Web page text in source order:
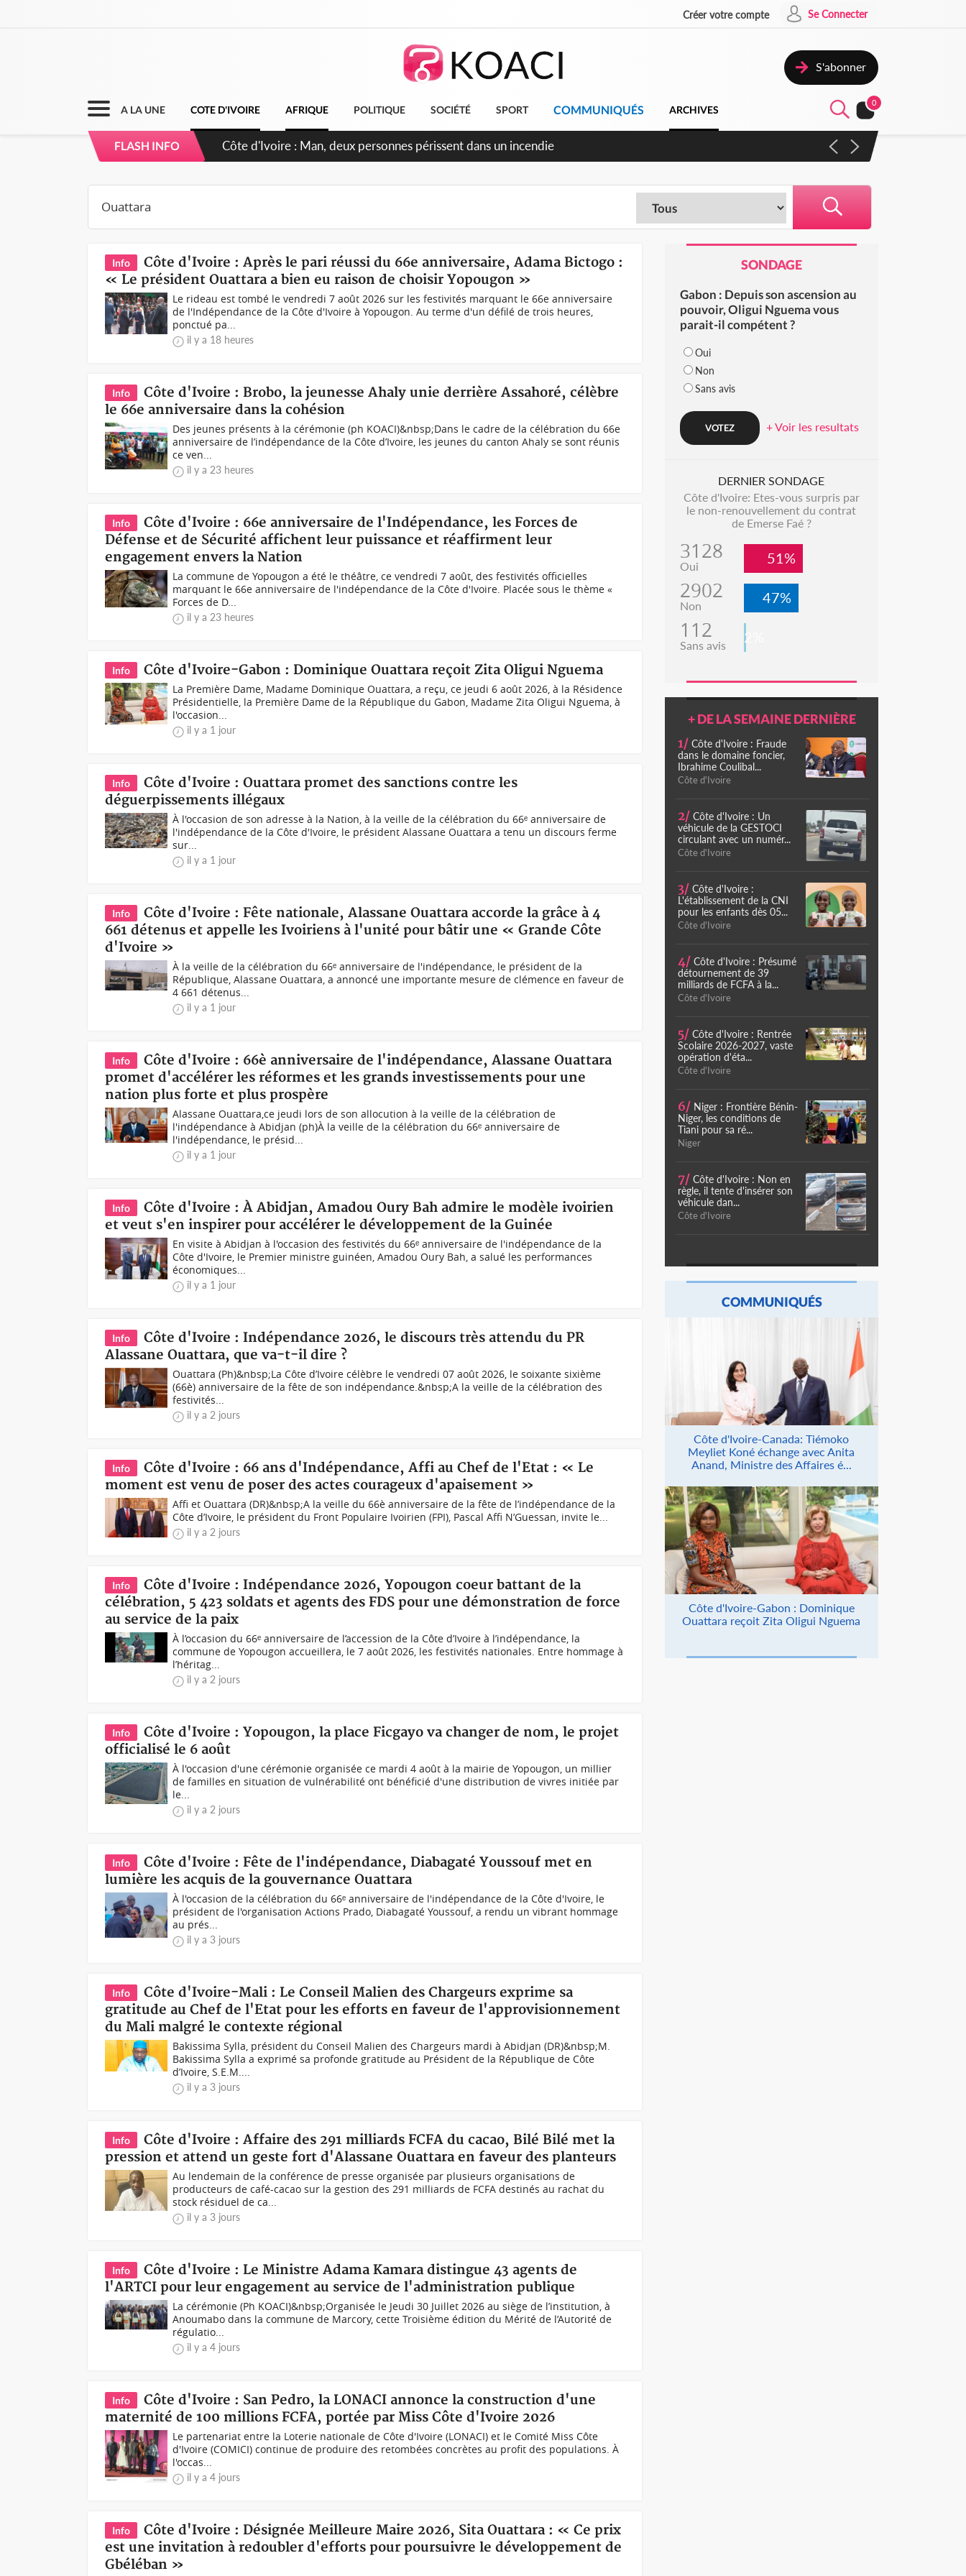
Créer votre compte Se Connecter
S'abonner
A LA UNE COTE D'IVOIRE AFRIQUE POLITIQUE SOCIÉTÉ SPORT COMMUNIQUÉS ARCHIVES
0
FLASH INFO Côte d'Ivoire : Man, deux personnes périssent dans un incendie
Info
Côte d'Ivoire : Après le pari réussi du 66e anniversaire, Adama Bictogo :
« Le président Ouattara a bien eu raison de choisir Yopougon »
Le rideau est tombé le vendredi 7 août 2026 sur les festivités marquant le 66e anniversaire
de l'Indépendance de la Côte d'Ivoire à Yopougon. Au terme d'un défilé de trois heures,
ponctué pa...
il y a 18 heures
Info
Côte d'Ivoire : Brobo, la jeunesse Ahaly unie derrière Assahoré, célèbre
le 66e anniversaire dans la cohésion
Des jeunes présents à la cérémonie (ph KOACI)&nbsp;Dans le cadre de la célébration du 66e
anniversaire de l’indépendance de la Côte d’Ivoire, les jeunes du canton Ahaly se sont réunis
ce ven...
il y a 23 heures
Info
Côte d'Ivoire : 66e anniversaire de l'Indépendance, les Forces de
Défense et de Sécurité affichent leur puissance et réaffirment leur
engagement envers la Nation
La commune de Yopougon a été le théâtre, ce vendredi 7 août, des festivités officielles
marquant le 66e anniversaire de l'indépendance de la Côte d'Ivoire. Placée sous le thème «
Forces de D...
il y a 23 heures
Info Côte d'Ivoire-Gabon : Dominique Ouattara reçoit Zita Oligui Nguema
La Première Dame, Madame Dominique Ouattara, a reçu, ce jeudi 6 août 2026, à la Résidence
Présidentielle, la Première Dame de la République du Gabon, Madame Zita Oligui Nguema, à
l'occasion...
il y a 1 jour
Info
Côte d'Ivoire : Ouattara promet des sanctions contre les
déguerpissements illégaux
À l'occasion de son adresse à la Nation, à la veille de la célébration du 66ᵉ anniversaire de
l'indépendance de la Côte d'Ivoire, le président Alassane Ouattara a tenu un discours ferme
sur...
il y a 1 jour
Info
Côte d'Ivoire : Fête nationale, Alassane Ouattara accorde la grâce à 4
661 détenus et appelle les Ivoiriens à l'unité pour bâtir une « Grande Côte
d'Ivoire »
À la veille de la célébration du 66ᵉ anniversaire de l'indépendance, le président de la
République, Alassane Ouattara, a annoncé une importante mesure de clémence en faveur de
4 661 détenus...
il y a 1 jour
Info
Côte d'Ivoire : 66è anniversaire de l'indépendance, Alassane Ouattara
promet d'accélérer les réformes et les grands investissements pour une
nation plus forte et plus prospère
Alassane Ouattara,ce jeudi lors de son allocution à la veille de la célébration de
l'indépendance à Abidjan (ph)À la veille de la célébration du 66ᵉ anniversaire de
l'indépendance, le présid...
il y a 1 jour
Info
Côte d'Ivoire : À Abidjan, Amadou Oury Bah admire le modèle ivoirien
et veut s'en inspirer pour accélérer le développement de la Guinée
En visite à Abidjan à l'occasion des festivités du 66ᵉ anniversaire de l'indépendance de la
Côte d'Ivoire, le Premier ministre guinéen, Amadou Oury Bah, a salué les performances
économiques...
il y a 1 jour
Info
Côte d'Ivoire : Indépendance 2026, le discours très attendu du PR
Alassane Ouattara, que va-t-il dire ?
Ouattara (Ph)&nbsp;La Côte d’Ivoire célèbre le vendredi 07 août 2026, le soixante sixième
(66è) anniversaire de la fête de son indépendance.&nbsp;A la veille de la célébration des
festivités...
il y a 2 jours
Info
Côte d'Ivoire : 66 ans d'Indépendance, Affi au Chef de l'Etat : « Le
moment est venu de poser des actes courageux d'apaisement »
Affi et Ouattara (DR)&nbsp;A la veille du 66è anniversaire de la fête de l’indépendance de la
Côte d’Ivoire, le président du Front Populaire Ivoirien (FPI), Pascal Affi N’Guessan, invite le...
il y a 2 jours
Info
Côte d'Ivoire : Indépendance 2026, Yopougon coeur battant de la
célébration, 5 423 soldats et agents des FDS pour une démonstration de force
au service de la paix
À l’occasion du 66ᵉ anniversaire de l’accession de la Côte d’Ivoire à l’indépendance, la
commune de Yopougon accueillera, le 7 août 2026, les festivités nationales. Entre hommage à
l’héritag...
il y a 2 jours
Info
Côte d'Ivoire : Yopougon, la place Ficgayo va changer de nom, le projet
officialisé le 6 août
À l'occasion d'une cérémonie organisée ce mardi 4 août à la mairie de Yopougon, un millier
de familles en situation de vulnérabilité ont bénéficié d'une distribution de vivres initiée par
le...
il y a 2 jours
Info
Côte d'Ivoire : Fête de l'indépendance, Diabagaté Youssouf met en
lumière les acquis de la gouvernance Ouattara
À l'occasion de la célébration du 66ᵉ anniversaire de l'indépendance de la Côte d'Ivoire, le
président de l'organisation Actions Prado, Diabagaté Youssouf, a rendu un vibrant hommage
au prés...
il y a 3 jours
Info
Côte d'Ivoire-Mali : Le Conseil Malien des Chargeurs exprime sa
gratitude au Chef de l'Etat pour les efforts en faveur de l'approvisionnement
du Mali malgré le contexte régional
Bakissima Sylla, président du Conseil Malien des Chargeurs mardi à Abidjan (DR)&nbsp;M.
Bakissima Sylla a exprimé sa profonde gratitude au Président de la République de Côte
d’Ivoire, S.E.M....
il y a 3 jours
Info
Côte d'Ivoire : Affaire des 291 milliards FCFA du cacao, Bilé Bilé met la
pression et attend un geste fort d'Alassane Ouattara en faveur des planteurs
Au lendemain de la conférence de presse organisée par plusieurs organisations de
producteurs de café-cacao sur la gestion des 291 milliards de FCFA destinés au rachat du
stock résiduel de ca...
il y a 3 jours
Info
Côte d'Ivoire : Le Ministre Adama Kamara distingue 43 agents de
l'ARTCI pour leur engagement au service de l'administration publique
La cérémonie (Ph KOACI)&nbsp;Organisée le Jeudi 30 Juillet 2026 au siège de l’institution, à
Anoumabo dans la commune de Marcory, cette Troisième édition du Mérité de l’Autorité de
régulatio...
il y a 4 jours
Info
Côte d'Ivoire : San Pedro, la LONACI annonce la construction d'une
maternité de 100 millions FCFA, portée par Miss Côte d'Ivoire 2026
Le partenariat entre la Loterie nationale de Côte d'Ivoire (LONACI) et le Comité Miss Côte
d'Ivoire (COMICI) continue de produire des retombées concrètes au profit des populations. À
l'occas...
il y a 4 jours
Info
Côte d'Ivoire : Désignée Meilleure Maire 2026, Sita Ouattara : « Ce prix
est une invitation à redoubler d'efforts pour poursuivre le développement de
Gbéléban »
SONDAGE
Gabon : Depuis son ascension au
pouvoir, Oligui Nguema vous
parait-il compétent ?
Oui
Non
Sans avis
+ Voir les resultats
DERNIER SONDAGE
Côte d'Ivoire: Etes-vous surpris par
le non-renouvellement du contrat
de Emerse Faé ?
3128
Oui 51%
2902
Non 47%
112
Sans avis 2%
+ DE LA SEMAINE DERNIÈRE
1/ Côte d'Ivoire : Fraude
dans le domaine foncier,
Ibrahime Coulibal...
Côte d'Ivoire
2/ Côte d'Ivoire : Un
véhicule de la GESTOCI
circulant avec un numér...
Côte d'Ivoire
3/ Côte d'Ivoire :
L'établissement de la CNI
pour les enfants dès 05...
Côte d'Ivoire
4/ Côte d'Ivoire : Présumé
détournement de 39
milliards de FCFA à la...
Côte d'Ivoire
5/ Côte d'Ivoire : Rentrée
Scolaire 2026-2027, vaste
opération d'éta...
Côte d'Ivoire
6/ Niger : Frontière Bénin-
Niger, les conditions de
Tiani pour sa ré...
Niger
7/ Côte d'Ivoire : Non en
règle, il tente d'insérer son
véhicule dan...
Côte d'Ivoire
COMMUNIQUÉS
Côte d'Ivoire-Canada: Tiémoko
Meyliet Koné échange avec Anita
Anand, Ministre des Affaires é...
Côte d'Ivoire-Gabon : Dominique
Ouattara reçoit Zita Oligui Nguema